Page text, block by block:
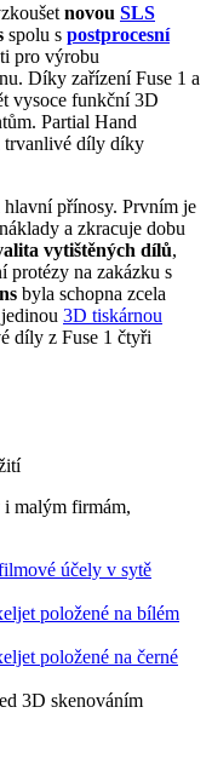
novou SLS
spolu s postprocesní
pro výrobu
Díky zařízení Fuse 1 a
vysoce funkční 3D
Partial Hand
trvanlivé díly díky
přínosy. Prvním je
a zkracuje dobu
vytištěných dílů,
protézy na zakázku s
byla schopna zcela
3D tiskárnou
díly z Fuse 1 čtyři
malým firmám,